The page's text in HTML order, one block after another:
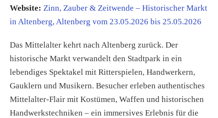
Website: Zinn, Zauber & Zeitwende – Historischer Markt
in Altenberg, Altenberg vom 23.05.2026 bis 25.05.2026
Das Mittelalter kehrt nach Altenberg zurück. Der
historische Markt verwandelt den Stadtpark in ein
lebendiges Spektakel mit Ritterspielen, Handwerkern,
Gauklern und Musikern. Besucher erleben authentisches
Mittelalter-Flair mit Kostümen, Waffen und historischen
Handwerkstechniken – ein immersives Erlebnis für die